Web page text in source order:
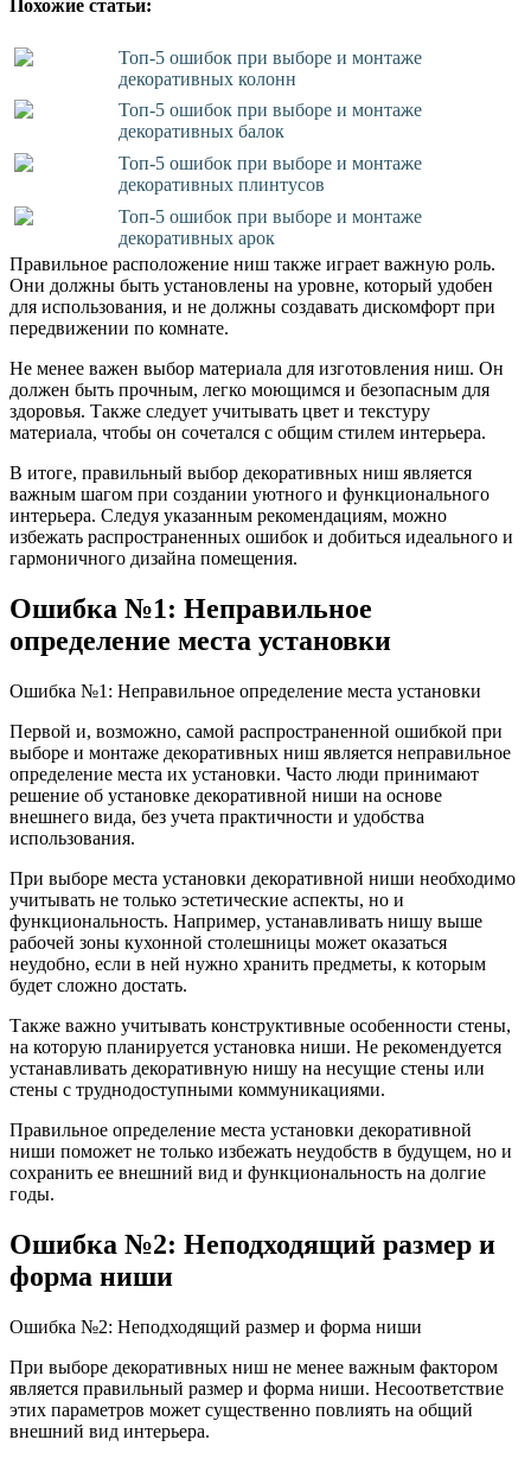
Похожие статьи:
Топ-5 ошибок при выборе и монтаже
декоративных колонн
Топ-5 ошибок при выборе и монтаже
декоративных балок
Топ-5 ошибок при выборе и монтаже
декоративных плинтусов
Топ-5 ошибок при выборе и монтаже
декоративных арок
Правильное расположение ниш также играет важную роль.
Они должны быть установлены на уровне, который удобен
для использования, и не должны создавать дискомфорт при
передвижении по комнате.
Не менее важен выбор материала для изготовления ниш. Он
должен быть прочным, легко моющимся и безопасным для
здоровья. Также следует учитывать цвет и текстуру
материала, чтобы он сочетался с общим стилем интерьера.
В итоге, правильный выбор декоративных ниш является
важным шагом при создании уютного и функционального
интерьера. Следуя указанным рекомендациям, можно
избежать распространенных ошибок и добиться идеального и
гармоничного дизайна помещения.
Ошибка №1: Неправильное
определение места установки
Ошибка №1: Неправильное определение места установки
Первой и, возможно, самой распространенной ошибкой при
выборе и монтаже декоративных ниш является неправильное
определение места их установки. Часто люди принимают
решение об установке декоративной ниши на основе
внешнего вида, без учета практичности и удобства
использования.
При выборе места установки декоративной ниши необходимо
учитывать не только эстетические аспекты, но и
функциональность. Например, устанавливать нишу выше
рабочей зоны кухонной столешницы может оказаться
неудобно, если в ней нужно хранить предметы, к которым
будет сложно достать.
Также важно учитывать конструктивные особенности стены,
на которую планируется установка ниши. Не рекомендуется
устанавливать декоративную нишу на несущие стены или
стены с труднодоступными коммуникациями.
Правильное определение места установки декоративной
ниши поможет не только избежать неудобств в будущем, но и
сохранить ее внешний вид и функциональность на долгие
годы.
Ошибка №2: Неподходящий размер и
форма ниши
Ошибка №2: Неподходящий размер и форма ниши
При выборе декоративных ниш не менее важным фактором
является правильный размер и форма ниши. Несоответствие
этих параметров может существенно повлиять на общий
внешний вид интерьера.